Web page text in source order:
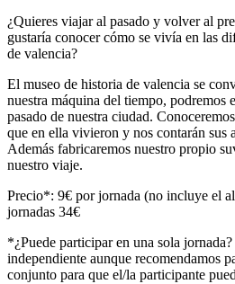
¿Quieres viajar al pasado y volver al
gustaría conocer cómo se vivía en las
de valencia?
El museo de historia de valencia se
nuestra máquina del tiempo, podremos
pasado de nuestra ciudad.
que en ella vivieron y nos contarán sus
Además fabricaremos nuestro propio
nuestro viaje.
Precio*: 9€ por jornada (no incluye el
jornadas 34€
*¿Puede participar en una sola
independiente aunque recomendamos
conjunto para que el/la participante